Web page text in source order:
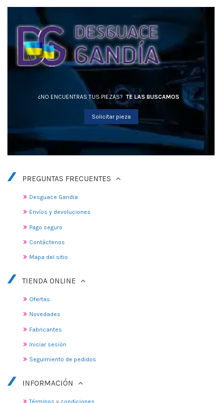
¿NO ENCUENTRAS TUS PIEZAS? TE LAS BUSCAMOS
Solicitar pieza
PREGUNTAS FRECUENTES
Desguace Gandia
Envíos y devoluciones
Pago seguro
Contáctenos
Mapa del sitio
TIENDA ONLINE
Ofertas
Novedades
Fabricantes
Iniciar sesión
Seguimiento de pedidos
INFORMACIÓN
Términos y condiciones